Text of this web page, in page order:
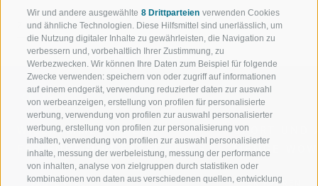
Wir und andere ausgewählte 8 Drittparteien verwenden Cookies
und ähnliche Technologien. Diese Hilfsmittel sind unerlässlich, um
die Nutzung digitaler Inhalte zu gewährleisten, die Navigation zu
verbessern und, vorbehaltlich Ihrer Zustimmung, zu
Werbezwecken. Wir können Ihre Daten zum Beispiel für folgende
Zwecke verwenden: speichern von oder zugriff auf informationen
auf einem endgerät, verwendung reduzierter daten zur auswahl
von werbeanzeigen, erstellung von profilen für personalisierte
werbung, verwendung von profilen zur auswahl personalisierter
werbung, erstellung von profilen zur personalisierung von
inhalten, verwendung von profilen zur auswahl personalisierter
inhalte, messung der werbeleistung, messung der performance
von inhalten, analyse von zielgruppen durch statistiken oder
kombinationen von daten aus verschiedenen quellen, entwicklung
ZURÜCK
WILLKOMMEN IN DER
FERIENREGION RATSCHINGS
JAUFENTAL
SPORT UND
MENGE
SKIFAHREN